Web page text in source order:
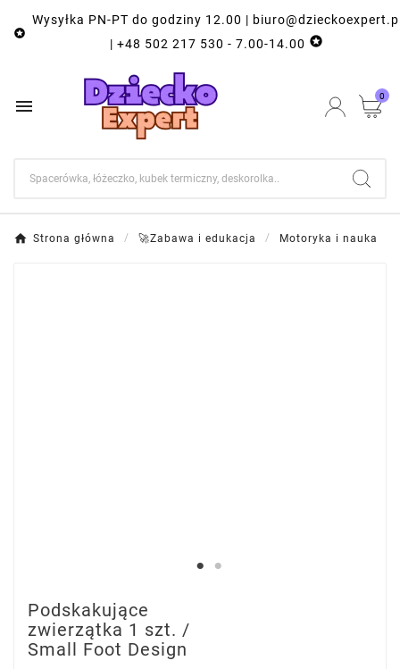

Wysyłka PN-PT do godziny 12.00 |
| +48 502 217 530 - 7.00-14.00 
 0
Strona główna 🚀Zabawa i edukacja Motoryka i nauka
Podskakujące
zwierzątka 1 szt. /
Small Foot Design